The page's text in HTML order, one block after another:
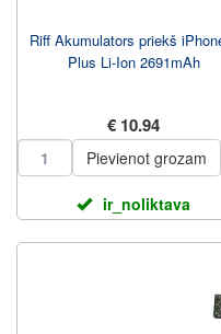
Riff Akumulators priekš
Plus Li-Ion 2691mAh
€ 10.94
Pievienot grozam
ir_noliktava